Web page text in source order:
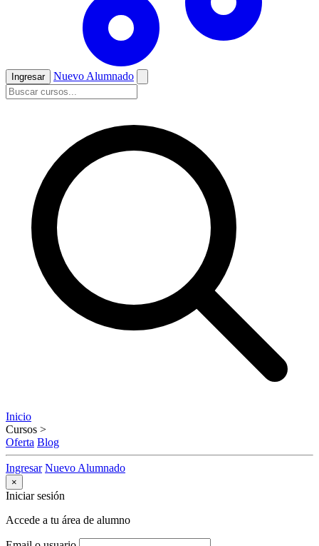
Ingresar Nuevo Alumnado
Inicio
Cursos >
Oferta Blog
Ingresar Nuevo Alumnado
×
Iniciar sesión
Accede a tu área de alumno